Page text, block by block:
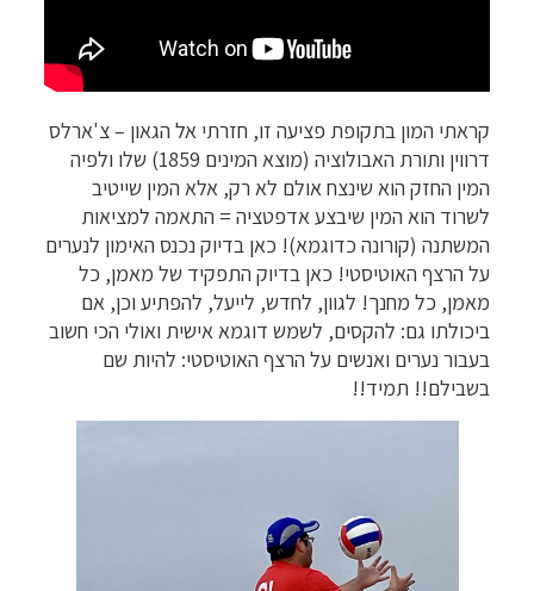
קראתי המון בתקופת פציעה זו, חזרתי אל הגאון – צ'ארלס
דרווין ותורת האבולוציה (מוצא המינים 1859) שלו ולפיה
המין החזק הוא שינצח אולם לא רק, אלא המין שייטיב
לשרוד הוא המין שיבצע אדפטציה = התאמה למציאות
המשתנה (קורונה כדוגמא)! כאן בדיוק נכנס האימון לנערים
על הרצף האוטיסטי! כאן בדיוק התפקיד של מאמן, כל
מאמן, כל מחנך! לגוון, לחדש, לייעל, להפתיע וכן, אם
ביכולתו גם: להקסים, לשמש דוגמא אישית ואולי הכי חשוב
בעבור נערים ואנשים על הרצף האוטיסטי: להיות שם
בשבילם!! תמיד!!